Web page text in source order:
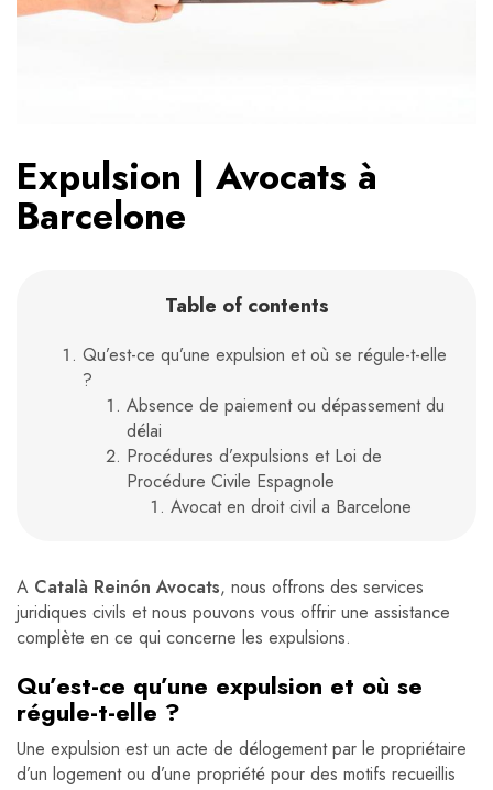
Expulsion | Avocats à
Barcelone
Table of contents
Qu’est-ce qu’une expulsion et où se régule-t-elle
?
Absence de paiement ou dépassement du
délai
Procédures d’expulsions et Loi de
Procédure Civile Espagnole
Avocat en droit civil a Barcelone
A Català Reinón Avocats, nous offrons des services
juridiques civils et nous pouvons vous offrir une assistance
complète en ce qui concerne les expulsions.
Qu’est-ce qu’une expulsion et où se
régule-t-elle ?
Une expulsion est un acte de délogement par le propriétaire
d’un logement ou d’une propriété pour des motifs recueillis